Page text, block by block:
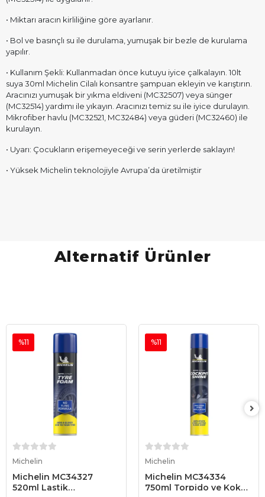
• Miktarı aracın kirliliğine göre ayarlanır.
• Bol ve basınçlı su ile durulama, yumuşak bir bezle de kurulama
yapılır.
• Kullanım Şekli: Kullanmadan önce kutuyu iyice çalkalayın. 10lt
suya 30ml Michelin Cilalı konsantre şampuan ekleyin ve karıştırın.
Aracınızı yumuşak bir yıkma eldiveni (MC32507) veya sünger
(MC32514) yardımı ile yıkayın. Aracınızı temiz su ile iyice durulayın.
Mikrofiber havlu (MC32521, MC32484) veya güderi (MC32460) ile
kurulayın.
• Uyarı: Çocukların erişemeyeceği ve serin yerlerde saklayın!
• Yüksek Michelin teknolojiyle Avrupa’da üretilmiştir
Alternatif Ürünler
Michelin
Michelin MC34327
520ml Lastik
%11
Michelin
Michelin MC34334
750ml Torpido ve Kokpit
%11